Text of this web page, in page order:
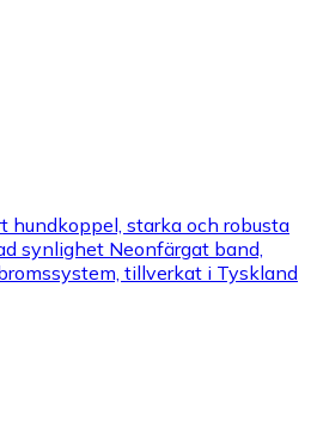
hundkoppel, starka och robusta
synlighet Neonfärgat band,
tillverkat i Tyskland